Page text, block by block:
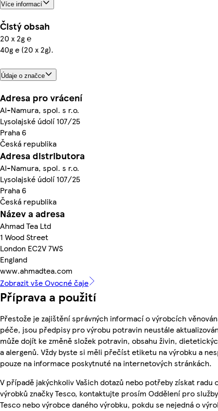
Více informací
Čistý obsah
20 x 2g ℮
40g e (20 x 2g).
Údaje o značce
Adresa pro vrácení
Al-Namura, spol. s r.o.
Lysolajské údolí 107/25
Praha 6
Česká republika
Adresa distributora
Al-Namura, spol. s r.o.
Lysolajské údolí 107/25
Praha 6
Česká republika
Název a adresa
Ahmad Tea Ltd
1 Wood Street
London EC2V 7WS
England
www.ahmadtea.com
Zobrazit vše Ovocné čaje
Příprava a použití
Přestože je zajištění správných informací o výrobcích
péče, jsou předpisy pro výrobu potravin neustále
může dojít ke změně složek potravin, obsahu živin,
a alergenů. Vždy byste si měli přečíst etiketu na výrobku a
pouze na informace poskytnuté na internetových stránkách.
V případě jakýchkoliv Vašich dotazů nebo potřeby získat radu
výrobků značky Tesco, kontaktujte prosím Oddělení pro
Tesco nebo výrobce daného výrobku, pokdu se nejedná o